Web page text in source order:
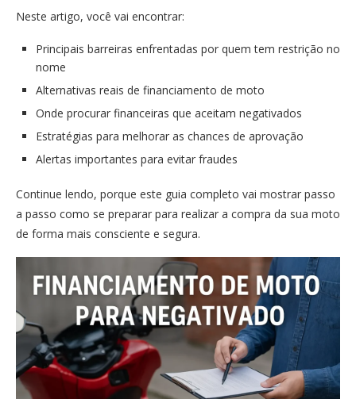
Neste artigo, você vai encontrar:
Principais barreiras enfrentadas por quem tem restrição no
nome
Alternativas reais de financiamento de moto
Onde procurar financeiras que aceitam negativados
Estratégias para melhorar as chances de aprovação
Alertas importantes para evitar fraudes
Continue lendo, porque este guia completo vai mostrar passo
a passo como se preparar para realizar a compra da sua moto
de forma mais consciente e segura.